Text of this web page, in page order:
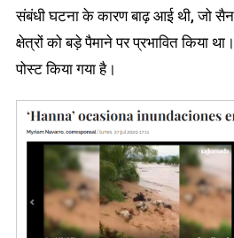
संबंधी घटना के कारण बाढ़ आई थी, जो
क्षेत्रों को बड़े पैमाने पर प्रभावित किया
पोस्ट किया गया है।